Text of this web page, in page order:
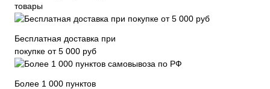
товары
Бесплатная доставка при
покупке от 5 000 руб
Более 1 000 пунктов